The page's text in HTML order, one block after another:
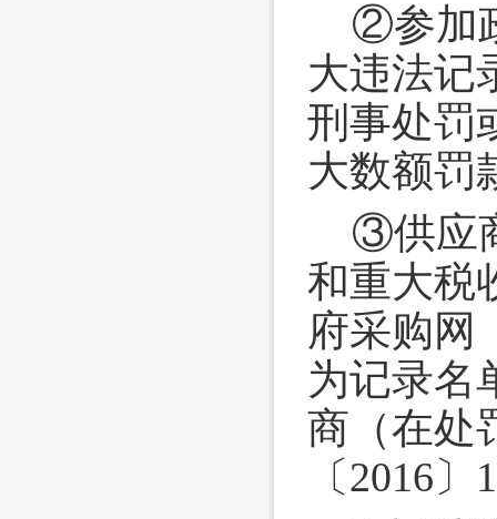
②参加
大违法记
刑事处罚
大数额罚
③供应
和重大税
府采购网
为记录名
商（在处
〔2016